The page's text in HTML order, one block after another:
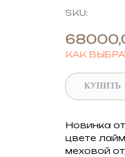
SKU:
КАК
КУПИТЬ
Новинка
цвете
меховой